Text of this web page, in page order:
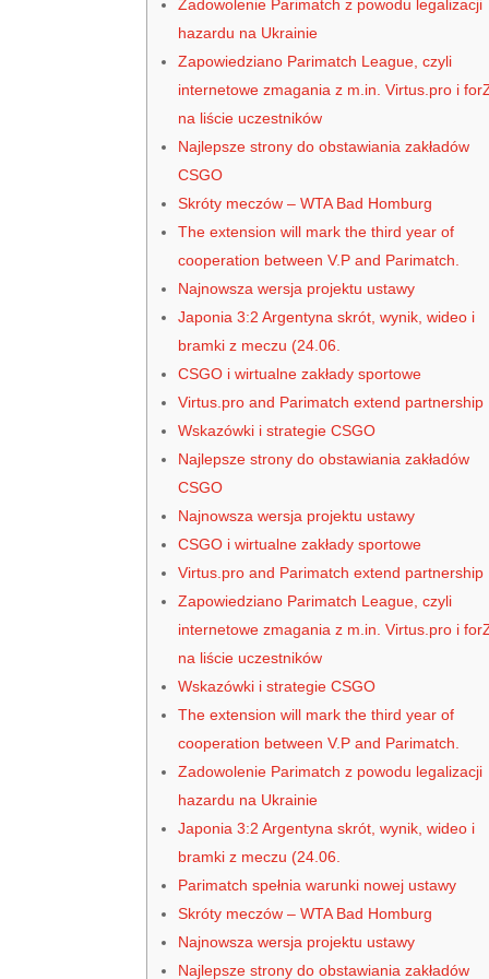
Zadowolenie Parimatch z powodu legalizacji
hazardu na Ukrainie
Zapowiedziano Parimatch League, czyli
internetowe zmagania z m.in. Virtus.pro i
na liście uczestników
Najlepsze strony do obstawiania zakładów
CSGO
Skróty meczów – WTA Bad Homburg
The extension will mark the third year of
cooperation between V.P and Parimatch.
Najnowsza wersja projektu ustawy
Japonia 3:2 Argentyna skrót, wynik, wideo i
bramki z meczu (24.06.
CSGO i wirtualne zakłady sportowe
Virtus.pro and Parimatch extend partnership
Wskazówki i strategie CSGO
Najlepsze strony do obstawiania zakładów
CSGO
Najnowsza wersja projektu ustawy
CSGO i wirtualne zakłady sportowe
Virtus.pro and Parimatch extend partnership
Zapowiedziano Parimatch League, czyli
internetowe zmagania z m.in. Virtus.pro i
na liście uczestników
Wskazówki i strategie CSGO
The extension will mark the third year of
cooperation between V.P and Parimatch.
Zadowolenie Parimatch z powodu legalizacji
hazardu na Ukrainie
Japonia 3:2 Argentyna skrót, wynik, wideo i
bramki z meczu (24.06.
Parimatch spełnia warunki nowej ustawy
Skróty meczów – WTA Bad Homburg
Najnowsza wersja projektu ustawy
Najlepsze strony do obstawiania zakładów